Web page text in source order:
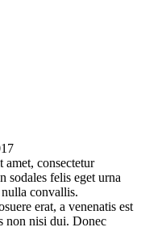
consectetur
sodales felis eget urna
convallis.
erat, a venenatis est
non nisi dui. Donec